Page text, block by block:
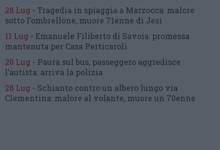
28 Lug - Tragedia in spiaggia a Marzocca: malore
sotto l’ombrellone, muore 71enne di Jesi
11 Lug - Emanuele Filiberto di Savoia: promessa
mantenuta per Casa Perticaroli
20 Lug - Paura sul bus, passeggero aggredisce
l’autista: arriva la polizia
28 Lug - Schianto contro un albero lungo via
Clementina: malore al volante, muore un 70enne